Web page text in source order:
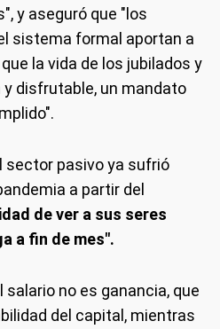
y aseguró que "los
sistema formal aportan a
la vida de los jubilados y
disfrutable, un mandato
sector pasivo ya sufrió
a partir del
de ver a sus seres
a fin de mes".
no es ganancia, que
del capital, mientras